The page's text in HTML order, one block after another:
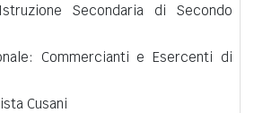
Secondaria di Secondo
Commercianti e Esercenti di
Cusani